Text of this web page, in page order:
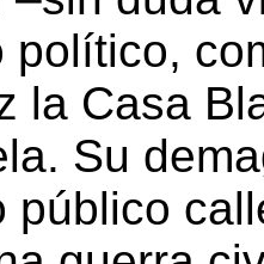
político,
la Casa
Su
público